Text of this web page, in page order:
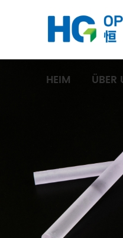
HEIM ÜBER